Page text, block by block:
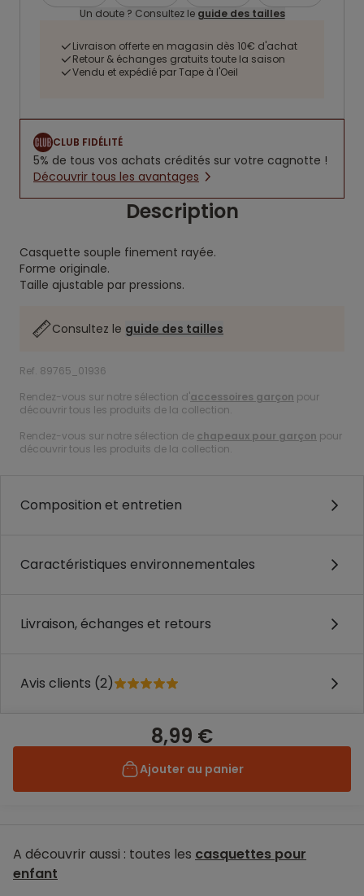
Un doute ? Consultez le guide des tailles
Livraison offerte en magasin dès 10€ d'achat
Retour & échanges gratuits toute la saison
Vendu et expédié par Tape à l'Oeil
CLUB FIDÉLITÉ
5% de tous vos achats crédités sur votre cagnotte !
Découvrir tous les avantages
Description
Casquette souple finement rayée.
Forme originale.
Taille ajustable par pressions.
Consultez le guide des tailles
Ref. 89765_01936
Rendez-vous sur notre sélection d'accessoires garçon pour
découvrir tous les produits de la collection.
Rendez-vous sur notre sélection de chapeaux pour garçon pour
découvrir tous les produits de la collection.
Composition et entretien
Caractéristiques environnementales
Livraison, échanges et retours
Avis clients (2)
8,99 €
Ajouter au panier
A découvrir aussi : toutes les casquettes pour
enfant